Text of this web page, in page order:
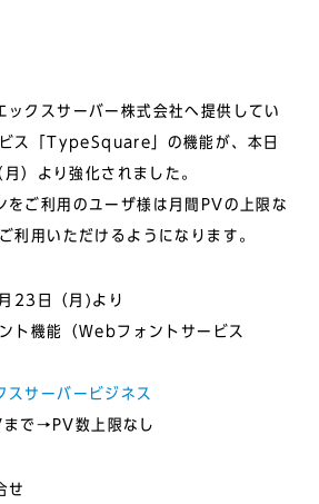
ックスサーバー株式会社へ提供してい
ス「TypeSquare」の機能が、本日
）より強化されました。
をご利用のユーザ様は月間PVの上限な
利用いただけるようになります。
23日（月)より
ト機能（Webフォントサービス
スサーバービジネス
で→PV数上限なし
せ